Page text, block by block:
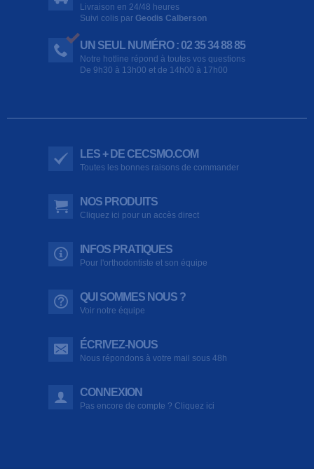
Livraison en 24/48 heures
Suivi colis par Geodis Calberson
UN SEUL NUMÉRO : 02 35 34 88 85
Notre hotline répond à toutes vos questions
De 9h30 à 13h00 et de 14h00 à 17h00
LES + DE CECSMO.COM
Toutes les bonnes raisons de commander
NOS PRODUITS
Cliquez ici pour un accès direct
INFOS PRATIQUES
Pour l'orthodontiste et son équipe
QUI SOMMES NOUS ?
Voir notre équipe
ÉCRIVEZ-NOUS
Nous répondons à votre mail sous 48h
CONNEXION
Pas encore de compte ? Cliquez ici